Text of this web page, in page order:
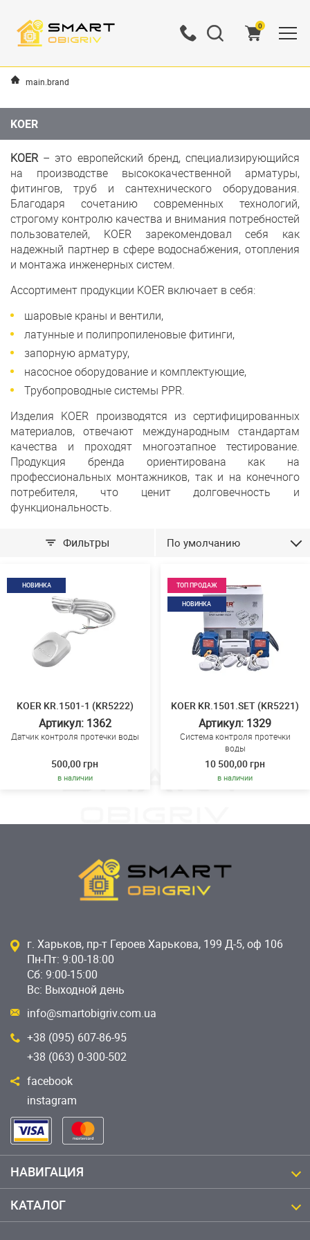
0
main.brand
KOER
KOER – это европейский бренд, специализирующийся
на производстве высококачественной арматуры,
фитингов, труб и сантехнического оборудования.
Благодаря сочетанию современных технологий,
строгому контролю качества и внимания потребностей
пользователей, KOER зарекомендовал себя как
надежный партнер в сфере водоснабжения, отопления
и монтажа инженерных систем.
Ассортимент продукции KOER включает в себя:
шаровые краны и вентили,
латунные и полипропиленовые фитинги,
запорную арматуру,
насосное оборудование и комплектующие,
Трубопроводные системы PPR.
Изделия KOER производятся из сертифицированных
материалов, отвечают международным стандартам
качества и проходят многоэтапное тестирование.
Продукция бренда ориентирована как на
профессиональных монтажников, так и на конечного
потребителя, что ценит долговечность и
функциональность.
Фильтры По умолчанию
НОВИНКА
KOER KR.1501-1 (KR5222)
Артикул: 1362
Датчик контроля протечки воды
500,00 грн
в наличии
ТОП ПРОДАЖ
НОВИНКА
KOER KR.1501.SET (KR5221)
Артикул: 1329
Система контроля протечки
воды
10 500,00 грн
в наличии
г. Харьков, пр-т Героев Харькова, 199 Д-5, оф 106
Пн-Пт: 9:00-18:00
Сб: 9:00-15:00
Вс: Выходной день
info@smartobigriv.com.ua
+38 (095) 607-86-95
+38 (063) 0-300-502
facebook
instagram
НАВИГАЦИЯ
КАТАЛОГ